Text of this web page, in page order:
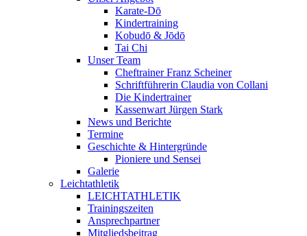
Karate-Dō
Kindertraining
Kobudō & Jōdō
Tai Chi
Unser Team
Cheftrainer Franz Scheiner
Schriftführerin Claudia von Collani
Die Kindertrainer
Kassenwart Jürgen Stark
News und Berichte
Termine
Geschichte & Hintergründe
Pioniere und Sensei
Galerie
Leichtathletik
LEICHTATHLETIK
Trainingszeiten
Ansprechpartner
Mitgliedsbeitrag